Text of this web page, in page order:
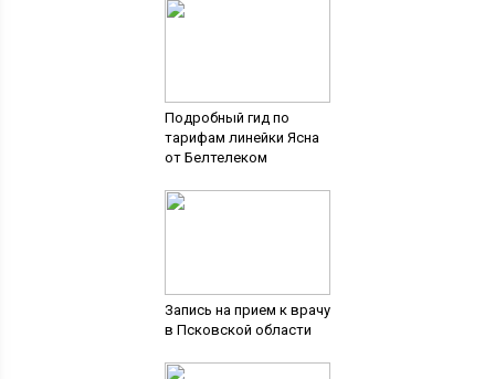
Подробный гид по
тарифам линейки Ясна
от Белтелеком
Запись на прием к врачу
в Псковской области